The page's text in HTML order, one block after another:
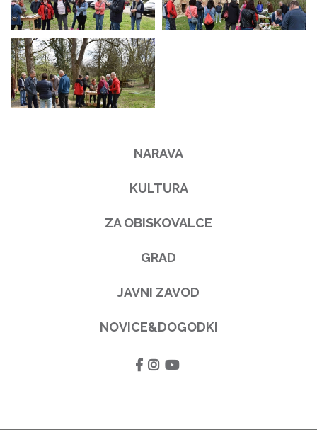
NARAVA
KULTURA
ZA OBISKOVALCE
GRAD
JAVNI ZAVOD
NOVICE&DOGODKI